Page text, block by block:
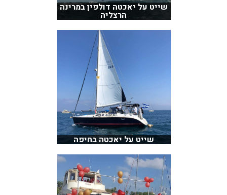
שייט על יאכטה דולפין במרינה
הרצליה
שייט על יאכטה בחיפה